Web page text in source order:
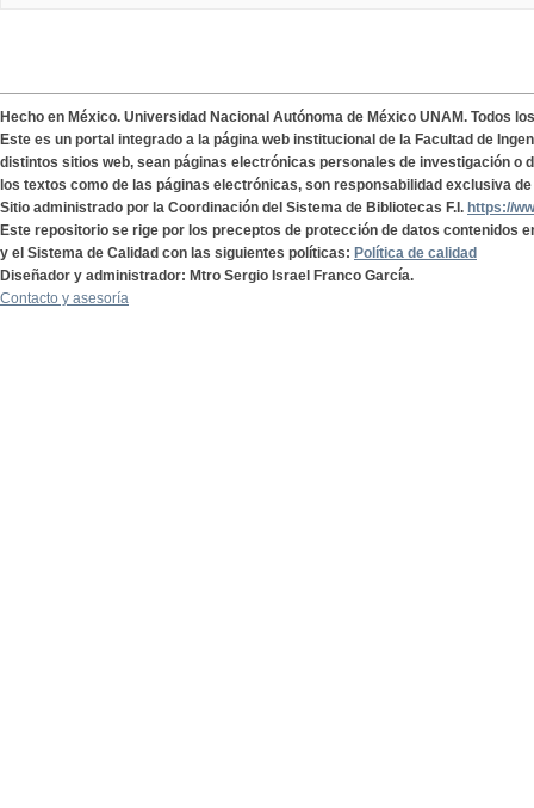
Hecho en México. Universidad Nacional Autónoma de México UNAM. Todos
Este es un portal integrado a la página web institucional de la Facultad de
distintos sitios web, sean páginas electrónicas personales de investigación o
los textos como de las páginas electrónicas, son responsabilidad exclusiva
Sitio administrado por la Coordinación del Sistema de Bibliotecas F.I. https://
Este repositorio se rige por los preceptos de protección de datos contenidos
y el Sistema de Calidad con las siguientes políticas: Política de calidad
Diseñador y administrador: Mtro Sergio Israel Franco García.
Contacto y asesoría